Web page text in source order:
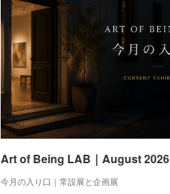
Art of Being LAB｜August 2026
今月の入り口｜常設展と企画展